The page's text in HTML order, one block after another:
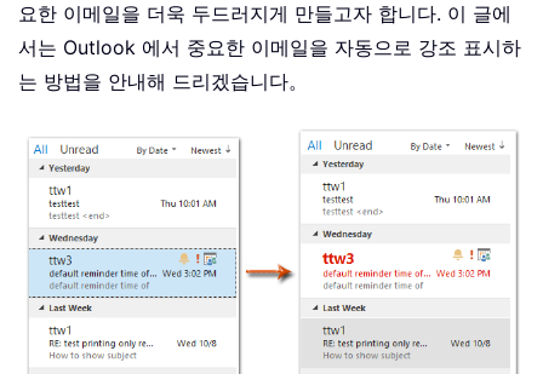
요한 이메일을 더욱 두드러지게 만들고자 합니다. 이 글에
서는 Outlook 에서 중요한 이메일을 자동으로 강조 표시하
는 방법을 안내해 드리겠습니다。